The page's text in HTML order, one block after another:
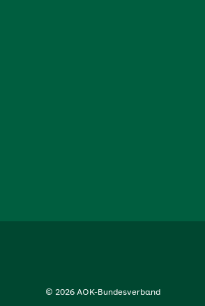
© 2026 AOK-Bundesverband